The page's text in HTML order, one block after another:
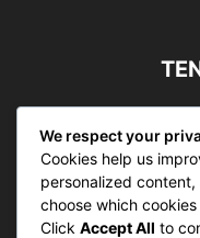
bergerak di ruang
ruang Publik, Media
sebagai
We respect your
Cookies help us
personalized
choose which
Click Accept All to